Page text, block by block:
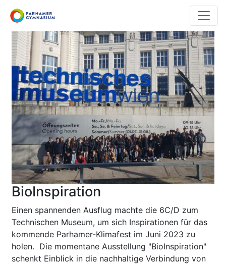
Direkt
zum
Inhalt
BioInspiration
Einen spannenden Ausflug machte die 6C/D zum
Technischen Museum, um sich Inspirationen für das
kommende Parhamer-Klimafest im Juni 2023 zu
holen. Die momentane Ausstellung "BioInspiration"
schenkt Einblick in die nachhaltige Verbindung von